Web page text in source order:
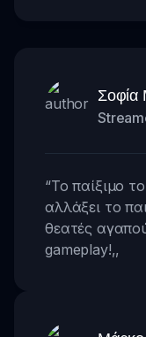
Σοφία
“Το παίξιμο
αλλάξει το
θεατές
gameplay!,,